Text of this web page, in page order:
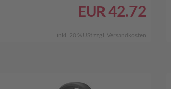
EUR42.72
inkl. 20 % USt zzgl. Versandkosten